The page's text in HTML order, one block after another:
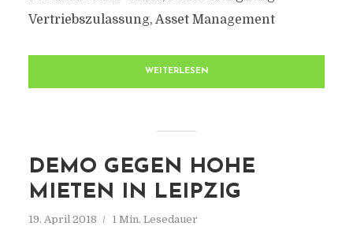
Vertriebszulassung, Asset Management
WEITERLESEN
DEMO GEGEN HOHE
MIETEN IN LEIPZIG
19. April 2018 1 Min. Lesedauer